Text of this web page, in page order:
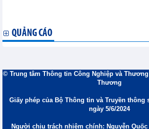
QUẢNG CÁO
© Trung tâm Thông tin Công Nghiệp và
Thương
Giấy phép của Bộ Thông tin và Truyền thông
ngày 5/6/2024
Người chịu trách nhiệm chính: Nguyễn